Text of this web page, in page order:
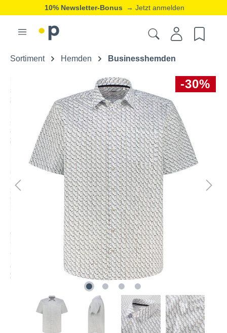
10% Newsletter-Bonus → Jetzt anmelden
Sortiment Hemden Businesshemden
-30%